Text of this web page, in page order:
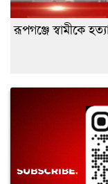
রূপগঞ্জে স্বামীকে